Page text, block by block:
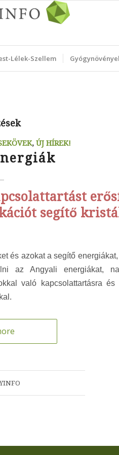
Lélek-Szellem
, ÚJ HÍREK!
segítő
és azokat a segítő
az Angyali energiákat,
való kapcsolattartásra és